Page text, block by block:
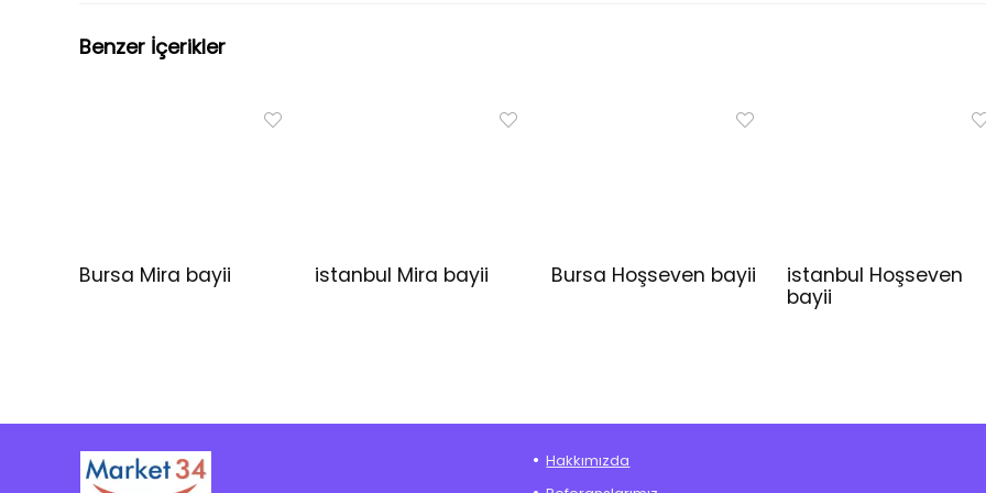
Benzer İçerikler
Bursa Mira bayii istanbul Mira bayii Bursa Hoşseven bayii
istanbul Hoşseven
bayii
Hakkımızda